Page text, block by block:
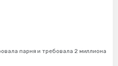
парня и требовала 2 миллиона